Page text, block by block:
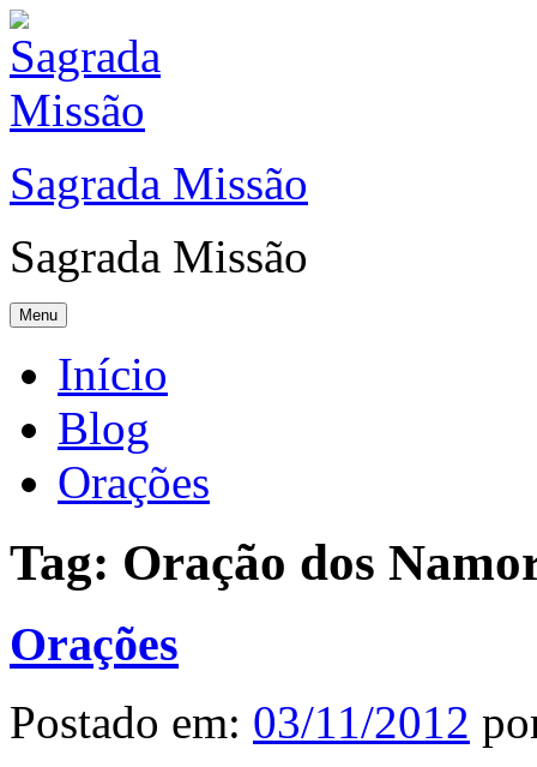
Sagrada Missão
Sagrada Missão
Menu
Início
Blog
Orações
Tag: Oração dos
Orações
Postado em: 03/11/2012